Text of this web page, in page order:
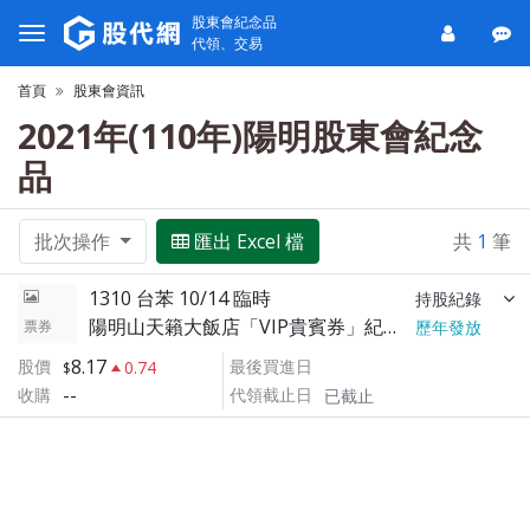
股東會紀念品
代領、交易
首頁 股東會資訊
2021年(110年)陽明股東會紀念
品
批次操作 匯出 Excel 檔 共 1 筆
票券
1310 台苯 10/14 臨時 持股紀錄
陽明山天籟大飯店「VIP貴賓券」紀念品非常不實用且證件須有效 不建議領取
歷年發放
股價
8.17
0.74
收購 --
最後買進日
代領截止日
已截止